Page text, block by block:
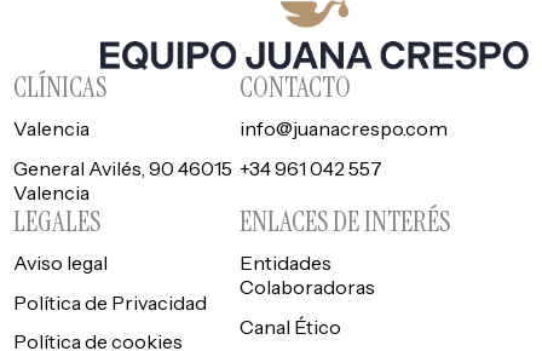
CLÍNICAS
Valencia
General Avilés, 90 46015
Valencia
CONTACTO
info@juanacrespo.com
+34 961 042 557
LEGALES
Aviso legal
Política de Privacidad
Política de cookies
ENLACES DE INTERÉS
Entidades
Colaboradoras
Canal Ético